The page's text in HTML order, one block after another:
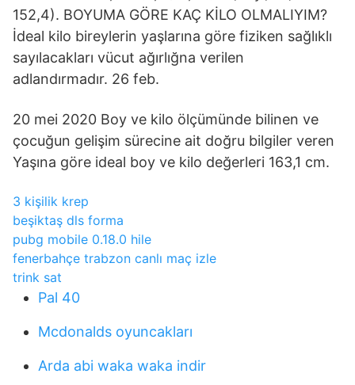
152,4). BOYUMA GÖRE KAÇ KİLO OLMALIYIM?
İdeal kilo bireylerin yaşlarına göre fiziken sağlıklı
sayılacakları vücut ağırlığna verilen
adlandırmadır. 26 feb.
20 mei 2020 Boy ve kilo ölçümünde bilinen ve
çocuğun gelişim sürecine ait doğru bilgiler veren
Yaşına göre ideal boy ve kilo değerleri 163,1 cm.
3 kişilik krep
beşiktaş dls forma
pubg mobile 0.18.0 hile
fenerbahçe trabzon canlı maç izle
trink sat
Pal 40
Mcdonalds oyuncakları
Arda abi waka waka indir